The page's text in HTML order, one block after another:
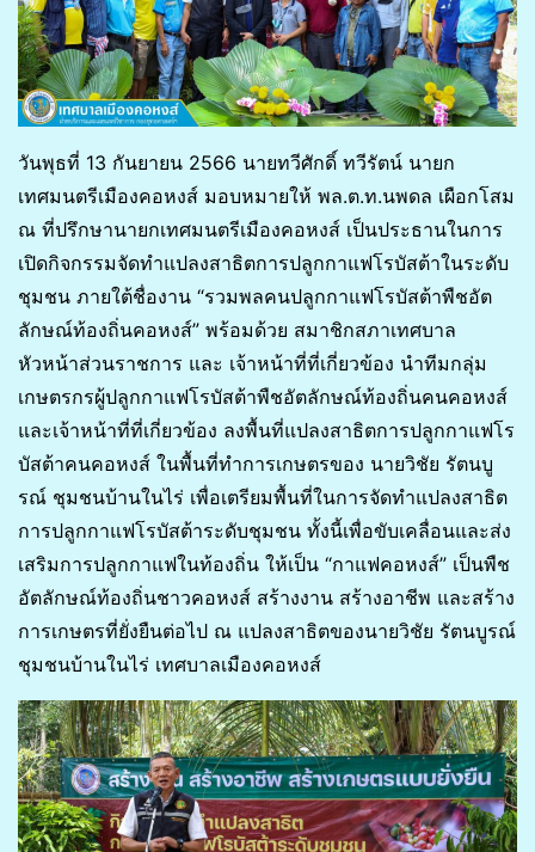
วันพุธที่ 13 กันยายน 2566 นายทวีศักดิ์ ทวีรัตน์ นายก
เทศมนตรีเมืองคอหงส์ มอบหมายให้ พล.ต.ท.นพดล เผือกโสม
ณ ที่ปรึกษานายกเทศมนตรีเมืองคอหงส์ เป็นประธานในการ
เปิดกิจกรรมจัดทำแปลงสาธิตการปลูกกาแฟโรบัสต้าในระดับ
ชุมชน ภายใต้ชื่องาน “รวมพลคนปลูกกาแฟโรบัสต้าพืชอัต
ลักษณ์ท้องถิ่นคอหงส์” พร้อมด้วย สมาชิกสภาเทศบาล
หัวหน้าส่วนราชการ และ เจ้าหน้าที่ที่เกี่ยวข้อง นำทีมกลุ่ม
เกษตรกรผู้ปลูกกาแฟโรบัสต้าพืชอัตลักษณ์ท้องถิ่นคนคอหงส์
และเจ้าหน้าที่ที่เกี่ยวข้อง ลงพื้นที่แปลงสาธิตการปลูกกาแฟโร
บัสต้าคนคอหงส์ ในพื้นที่ทำการเกษตรของ นายวิชัย รัตนบู
รณ์ ชุมชนบ้านในไร่ เพื่อเตรียมพื้นที่ในการจัดทำแปลงสาธิต
การปลูกกาแฟโรบัสต้าระดับชุมชน ทั้งนี้เพื่อขับเคลื่อนและส่ง
เสริมการปลูกกาแฟในท้องถิ่น ให้เป็น “กาแฟคอหงส์” เป็นพืช
อัตลักษณ์ท้องถิ่นชาวคอหงส์ สร้างงาน สร้างอาชีพ และสร้าง
การเกษตรที่ยั่งยืนต่อไป ณ แปลงสาธิตของนายวิชัย รัตนบูรณ์
ชุมชนบ้านในไร่ เทศบาลเมืองคอหงส์